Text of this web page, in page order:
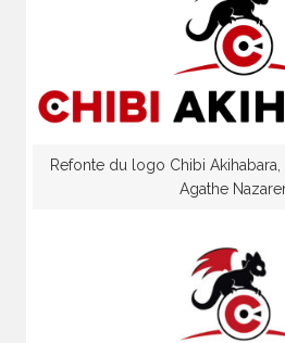
Refonte du logo Chibi
Agathe